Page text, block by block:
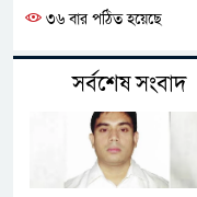
৩৬ বার পঠিত হয়েছে
সর্বশেষ সংবাদ